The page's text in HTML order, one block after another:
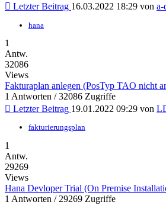
Letzter Beitrag 16.03.2022 18:29 von a-
hana
1
Antw.
32086
Views
Fakturaplan anlegen (PosTyp TAO nicht
1 Antworten / 32086 Zugriffe
Letzter Beitrag 19.01.2022 09:29 von
fakturierungsplan
1
Antw.
29269
Views
Hana Devloper Trial (On Premise
1 Antworten / 29269 Zugriffe